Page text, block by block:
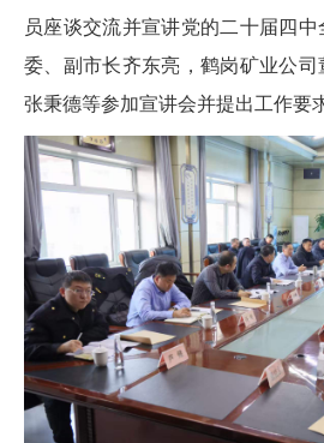
员座谈交流并宣讲党的二十届四
委、副市长齐东亮，鹤岗矿业公
张秉德等参加宣讲会并提出工作要